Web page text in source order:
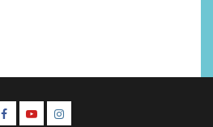
Facebook
YoutubeInstagram